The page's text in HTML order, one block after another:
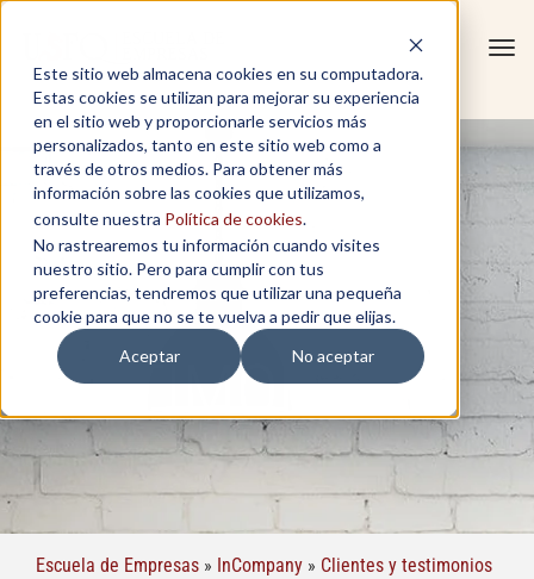
Este sitio web almacena cookies en su computadora.
Estas cookies se utilizan para mejorar su experiencia
en el sitio web y proporcionarle servicios más
personalizados, tanto en este sitio web como a
través de otros medios. Para obtener más
información sobre las cookies que utilizamos,
consulte nuestra Política de cookies.
No rastrearemos tu información cuando visites
nuestro sitio. Pero para cumplir con tus
preferencias, tendremos que utilizar una pequeña
cookie para que no se te vuelva a pedir que elijas.
Aceptar
No aceptar
TESTIMONIOS
Escuela de Empresas » InCompany » Clientes y testimonios